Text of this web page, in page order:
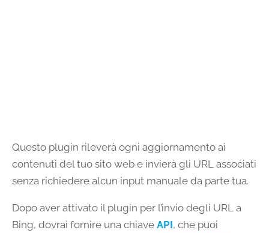
Questo plugin rileverà ogni aggiornamento ai
contenuti del tuo sito web e invierà gli URL associati
senza richiedere alcun input manuale da parte tua.
Dopo aver attivato il plugin per l’invio degli URL a
Bing, dovrai fornire una chiave API, che puoi